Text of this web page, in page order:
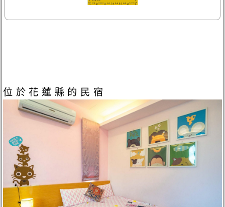
位於花蓮縣的民宿